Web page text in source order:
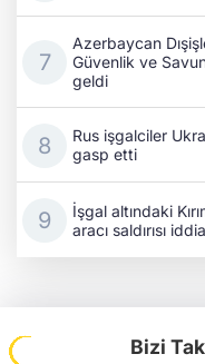
Azerbaycan
Güvenlik ve
geldi
Rus işgalciler
gasp etti
İşgal altındaki
aracı saldırısı
Bizi